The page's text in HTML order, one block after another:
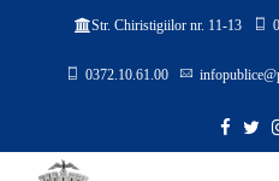
Str. Chiristigiilor nr. 11-13
0372.10.61.00